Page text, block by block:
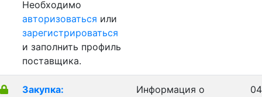
Необходимо
авторизоваться или
зарегистрироваться
и заполнить профиль
поставщика.
Закупка:
Информация о